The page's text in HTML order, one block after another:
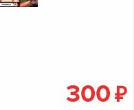
300 ₽